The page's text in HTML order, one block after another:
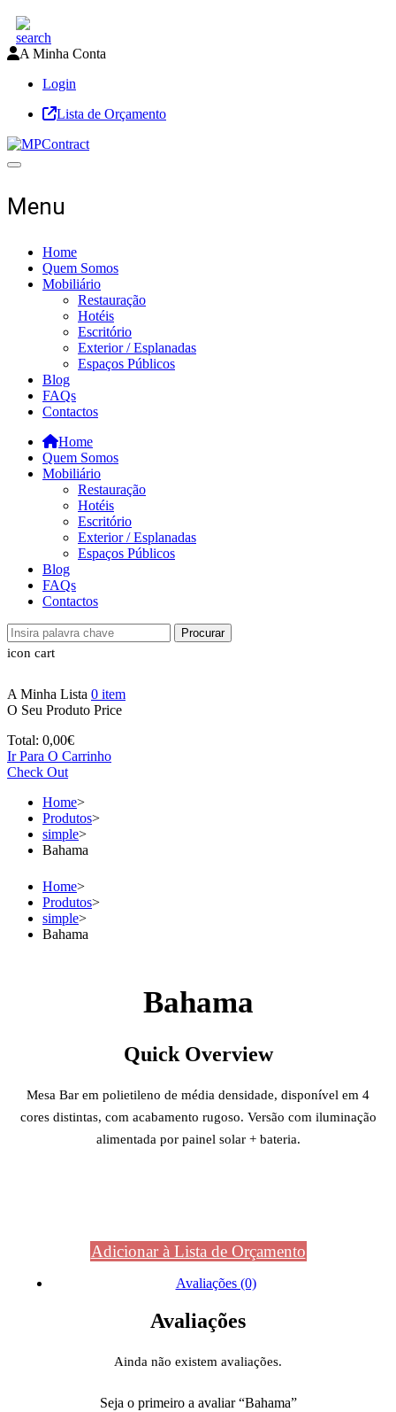
A Minha Conta
Login
Lista de Orçamento
Toggle navigation
Menu
Home
Quem Somos
Mobiliário
Restauração
Hotéis
Escritório
Exterior / Esplanadas
Espaços Públicos
Blog
FAQs
Contactos
Home
Quem Somos
Mobiliário
Restauração
Hotéis
Escritório
Exterior / Esplanadas
Espaços Públicos
Blog
FAQs
Contactos
Procurar
icon cart
A Minha Lista 0 item
O Seu Produto Price
Total: 0,00€
Ir Para O Carrinho
Check Out
Home>
Produtos>
simple>
Bahama
Home>
Produtos>
simple>
Bahama
Bahama
Quick Overview
Mesa Bar em polietileno de média densidade, disponível em 4
cores distintas, com acabamento rugoso. Versão com iluminação
alimentada por painel solar + bateria.
Adicionar à Lista de Orçamento
Avaliações (0)
Avaliações
Ainda não existem avaliações.
Seja o primeiro a avaliar “Bahama”